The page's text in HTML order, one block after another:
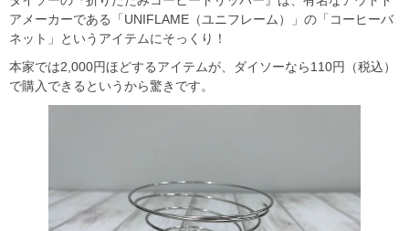
アメーカーである「UNIFLAME（ユニフレーム）」の「コーヒーバ
ネット」というアイテムにそっくり！
本家では2,000円ほどするアイテムが、ダイソーなら110円（税込）
で購入できるというから驚きです。